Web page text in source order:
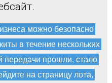
можно безопасно
в течение нескольких
передачи прошли, стало
на страницу лота,